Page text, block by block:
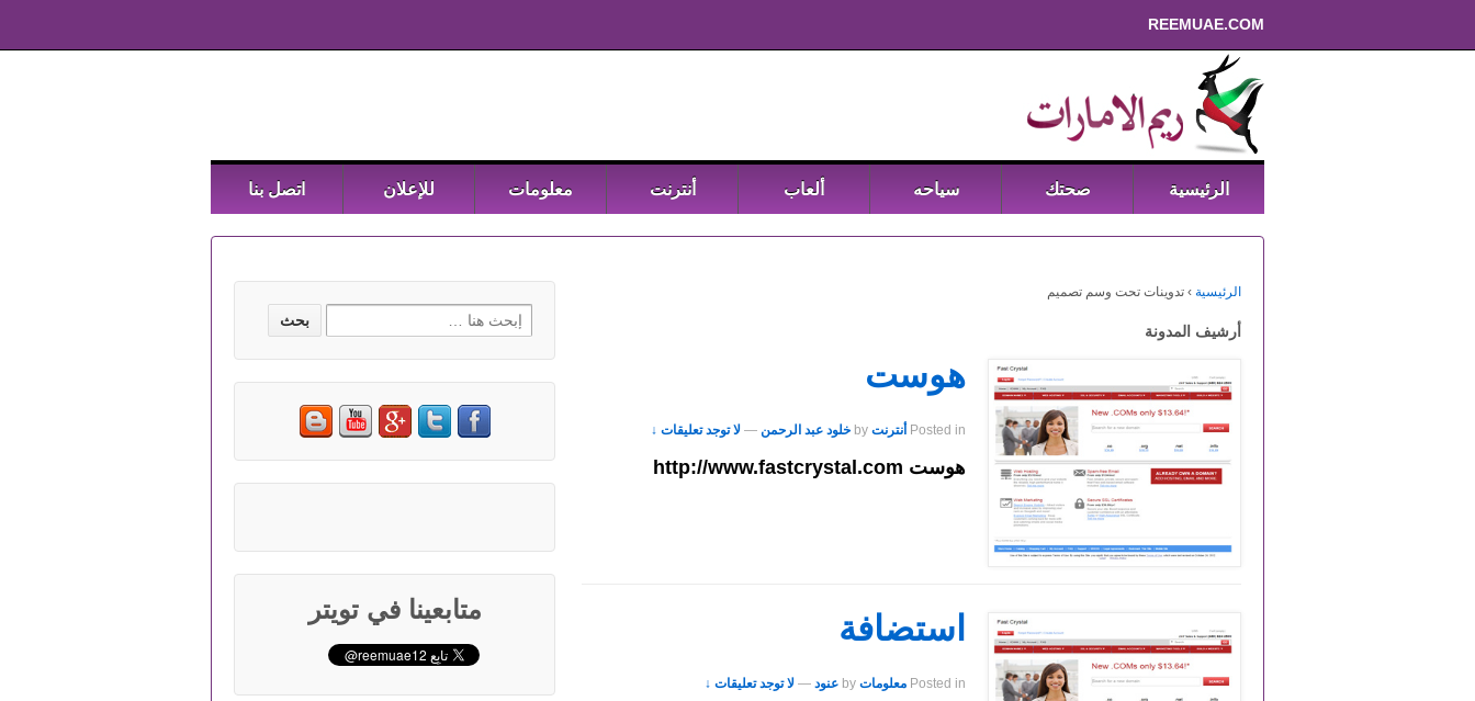
REEMUAE.COM
الرئيسية صحتك سياحه ألعاب أنترنت معلومات للإعلان اتصل بنا
الرئيسية › تدوينات تحت وسم تصميم
أرشيف المدونة
هوست
Posted in أنترنت by خلود عبد الرحمن — لا توجد تعليقات ↓
هوست http://www.fastcrystal.com
استضافة
Posted in معلومات by عنود — لا توجد تعليقات ↓
Search for:
متابعينا في تويتر